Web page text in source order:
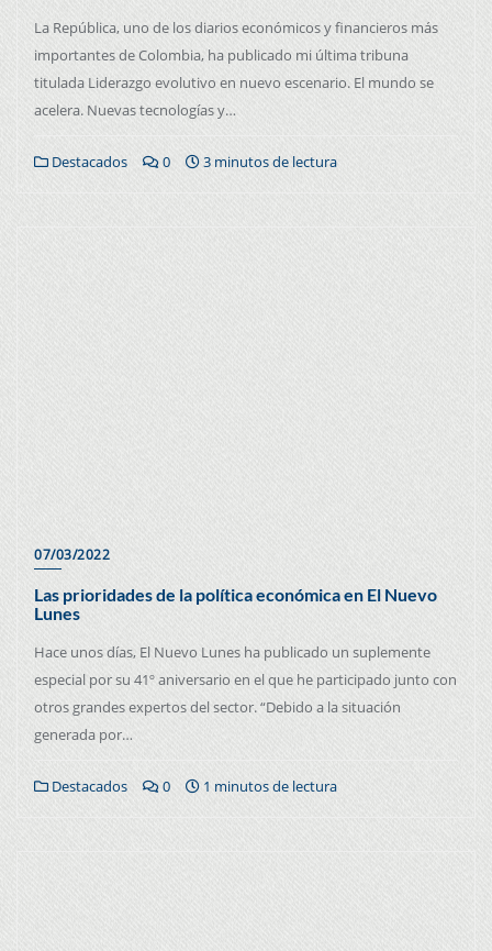
La República, uno de los diarios económicos y financieros más
importantes de Colombia, ha publicado mi última tribuna
titulada Liderazgo evolutivo en nuevo escenario. El mundo se
acelera. Nuevas tecnologías y…
Destacados 0 3 minutos de lectura
07/03/2022
Las prioridades de la política económica en El Nuevo
Lunes
Hace unos días, El Nuevo Lunes ha publicado un suplemente
especial por su 41º aniversario en el que he participado junto con
otros grandes expertos del sector. “Debido a la situación
generada por…
Destacados 0 1 minutos de lectura